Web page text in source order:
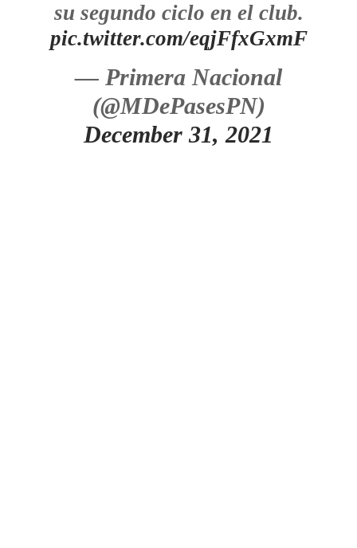
su segundo ciclo en el club.
pic.twitter.com/eqjFfxGxmF
— Primera Nacional
(@MDePasesPN)
December 31, 2021